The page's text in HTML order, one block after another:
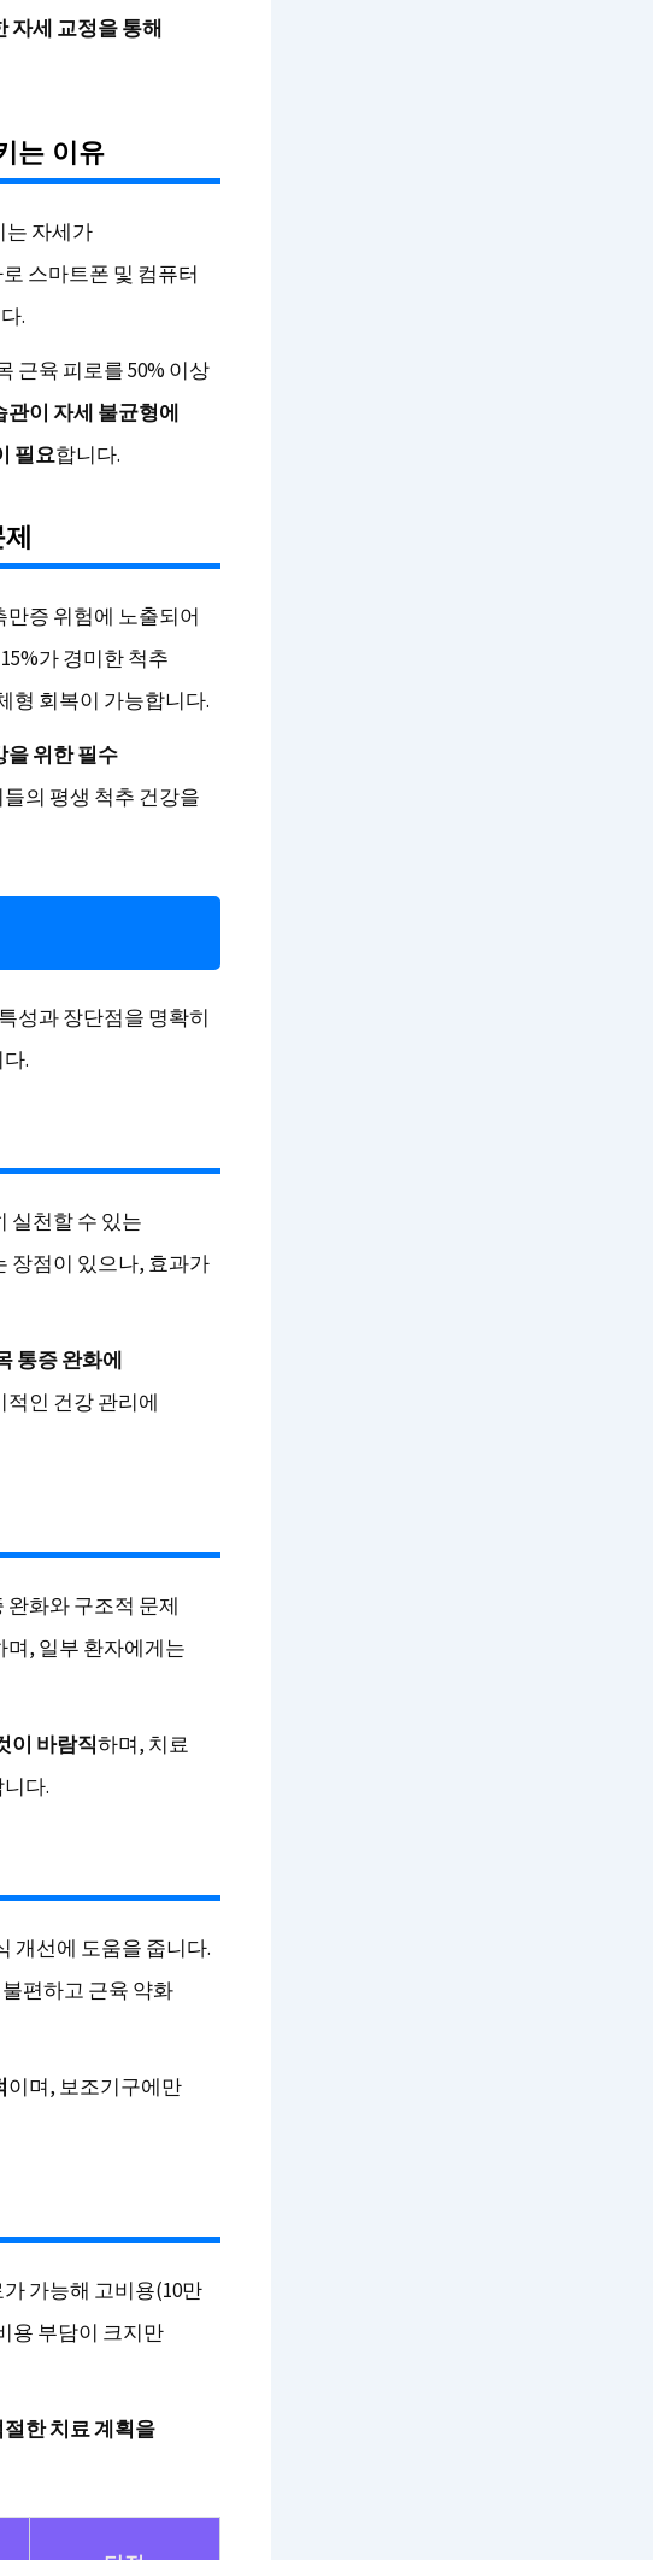
자세 교정을 통해
는 이유
는 자세가
스마트폰 및 컴퓨터
.
근육 피로를 50% 이상
관이 자세 불균형에
필요합니다.
증 위험에 노출되어
가 경미한 척추
형 회복이 가능합니다.
을 위한 필수
의 평생 척추 건강을
성과 장단점을 명확히
.
실천할 수 있는
장점이 있으나, 효과가
통증 완화에
인 건강 관리에
화와 구조적 문제
며, 일부 환자에게는
이 바람직하며, 치료
다.
개선에 도움을 줍니다.
편하고 근육 약화
이며, 보조기구에만
가능해 고비용(10만
용 부담이 크지만
한 치료 계획을